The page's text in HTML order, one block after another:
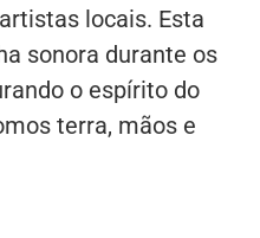
locais. Esta
sonora durante os
o espírito do
terra, mãos e